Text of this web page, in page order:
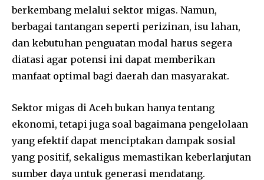
berkembang melalui sektor migas. Namun,
berbagai tantangan seperti perizinan, isu lahan,
dan kebutuhan penguatan modal harus segera
diatasi agar potensi ini dapat memberikan
manfaat optimal bagi daerah dan masyarakat.
Sektor migas di Aceh bukan hanya tentang
ekonomi, tetapi juga soal bagaimana pengelolaan
yang efektif dapat menciptakan dampak sosial
yang positif, sekaligus memastikan keberlanjutan
sumber daya untuk generasi mendatang.